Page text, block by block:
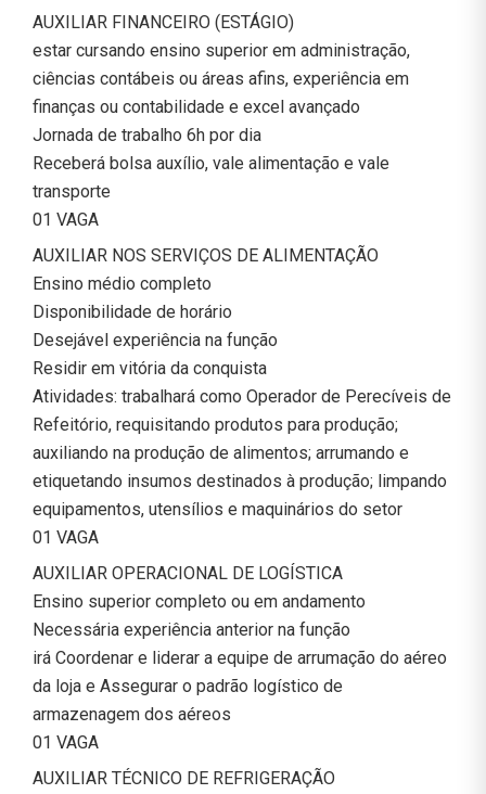
AUXILIAR FINANCEIRO (ESTÁGIO)
estar cursando ensino superior em administração,
ciências contábeis ou áreas afins, experiência em
finanças ou contabilidade e excel avançado
Jornada de trabalho 6h por dia
Receberá bolsa auxílio, vale alimentação e vale
transporte
01 VAGA
AUXILIAR NOS SERVIÇOS DE ALIMENTAÇÃO
Ensino médio completo
Disponibilidade de horário
Desejável experiência na função
Residir em vitória da conquista
Atividades: trabalhará como Operador de Perecíveis de
Refeitório, requisitando produtos para produção;
auxiliando na produção de alimentos; arrumando e
etiquetando insumos destinados à produção; limpando
equipamentos, utensílios e maquinários do setor
01 VAGA
AUXILIAR OPERACIONAL DE LOGÍSTICA
Ensino superior completo ou em andamento
Necessária experiência anterior na função
irá Coordenar e liderar a equipe de arrumação do aéreo
da loja e Assegurar o padrão logístico de
armazenagem dos aéreos
01 VAGA
AUXILIAR TÉCNICO DE REFRIGERAÇÃO